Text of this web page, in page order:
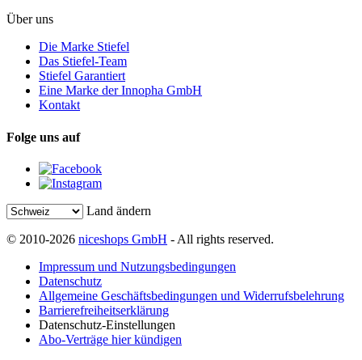
Über uns
Die Marke Stiefel
Das Stiefel-Team
Stiefel Garantiert
Eine Marke der Innopha GmbH
Kontakt
Folge uns auf
Land ändern
© 2010-2026 niceshops GmbH - All rights reserved.
Impressum und Nutzungsbedingungen
Datenschutz
Allgemeine Geschäftsbedingungen und Widerrufsbelehrung
Barrierefreiheitserklärung
Datenschutz-Einstellungen
Abo-Verträge hier kündigen